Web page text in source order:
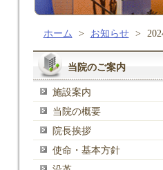
ホーム > お知らせ >
当院のご案内
施設案内
当院の概要
院長挨拶
使命・基本方針